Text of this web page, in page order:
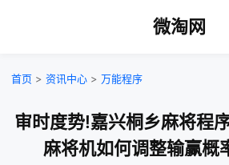
微淘网
首页 > 资讯中心 > 万能程序
审时度势!嘉兴桐乡麻将程
麻将机如何调整输赢概